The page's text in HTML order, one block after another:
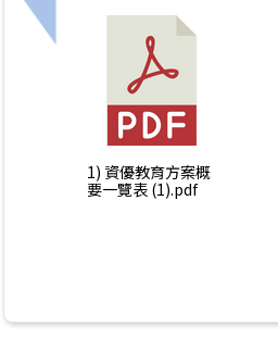
上一筆：轉知:本市115年度
1) 資優教育方案概
要一覽表 (1).pdf